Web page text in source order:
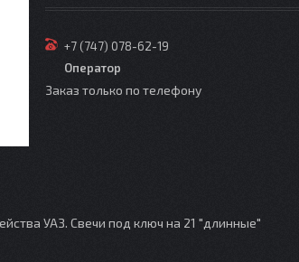
+7 (747) 078-62-19
Оператор
Заказ только по телефону
УАЗ. Свечи под ключ на 21 "длинные"